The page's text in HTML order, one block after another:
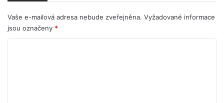
Vaše e-mailová adresa nebude zveřejněna. Vyžadované informace
jsou označeny *